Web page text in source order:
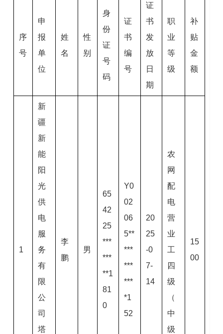
序
号
申
报
单
位
姓
名
性
别
身
份
证
号
码
证
书
编
号
证
书
发
放
日
期
职
业
等
级
补
贴
金
额
1
新
疆
新
能
阳
光
供
电
服
务
有
限
公
司
塔
李
鹏
男
65
42
25
***
***
**1
81
0
Y0
02
06
5**
***
***
***
*1
52
20
25
-0
7-
14
农
网
配
电
营
业
工
四
级
（
中
级
15
00